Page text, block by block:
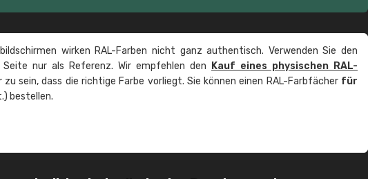
wirken RAL-Farben nicht ganz authentisch. Verwenden Sie den
Seite nur als Referenz. Wir empfehlen den
Kauf eines physischen RAL-
zu sein, dass die richtige Farbe vorliegt. Sie können einen RAL-Farbfächer für
bestellen.